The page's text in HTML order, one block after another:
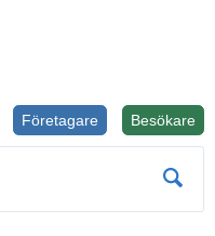
Besökare
Företagare